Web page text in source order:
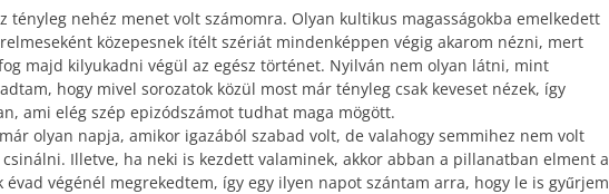
tényleg nehéz menet volt számomra. Olyan kultikus magasságokba emelkedett
közepesnek ítélt szériát mindenképpen végig akarom nézni, mert
majd kilyukadni végül az egész történet. Nyilván nem olyan látni, mint
hogy mivel sorozatok közül most már tényleg csak keveset nézek, így
ami elég szép epizódszámot tudhat maga mögött.
olyan napja, amikor igazából szabad volt, de valahogy semmihez nem volt
Illetve, ha neki is kezdett valaminek, akkor abban a pillanatban elment a
évad végénél megrekedtem, így egy ilyen napot szántam arra, hogy le is gyűrjem